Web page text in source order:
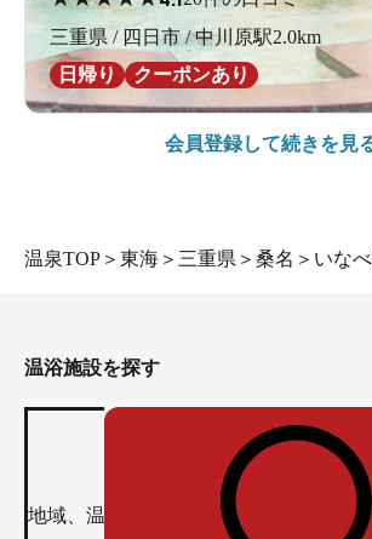
三重県 / 四日市 / 中川原駅2.0km
日帰り
クーポンあり
会員登録して続きを見
温泉TOP ＞ 東海 ＞ 三重県 ＞ 桑名 ＞ いな
温浴施設を探す